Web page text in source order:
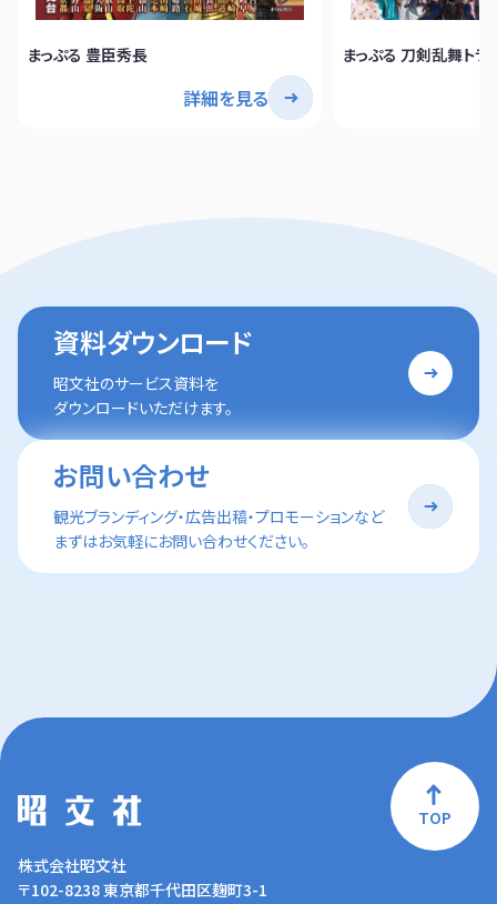
まっぷる 豊臣秀長
詳細を見る
まっぷる 刀剣乱舞トラ
資料ダウンロード
昭文社のサービス資料を
ダウンロードいただけます。
お問い合わせ
観光ブランディング・広告出稿・プロモーションなど
まずはお気軽にお問い合わせください。
TOP
株式会社昭文社
〒102-8238 東京都千代田区麹町3-1